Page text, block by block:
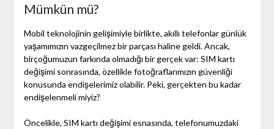
Mümkün mü?
Mobil teknolojinin gelişimiyle birlikte, akıllı telefonlar günlük
yaşamımızın vazgeçilmez bir parçası haline geldi. Ancak,
birçoğumuzun farkında olmadığı bir gerçek var: SIM kartı
değişimi sonrasında, özellikle fotoğraflarımızın güvenliği
konusunda endişelerimiz olabilir. Peki, gerçekten bu kadar
endişelenmeli miyiz?
Öncelikle, SIM kartı değişimi esnasında, telefonumuzdaki